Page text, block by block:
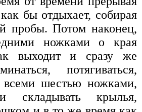
бы отдыхает, собирая
пробы. Потом наконец,
ножками о края
выходит и сразу же
потягиваться,
всеми шестью ножками,
складывать крылья,